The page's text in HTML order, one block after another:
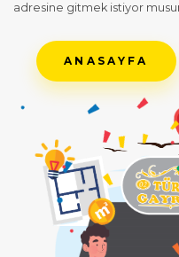
adresine gitmek istiyor
ANASAYFA